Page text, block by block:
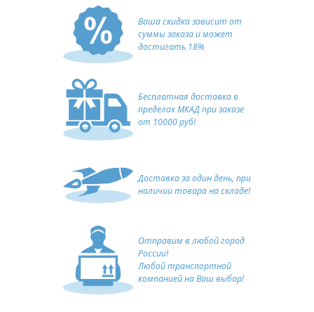
Ваша скидка зависит от
суммы заказа и может
достигать 18%
Бесплатная доставка в
пределах МКАД при заказе
от 10000 руб!
Доставка за один день, при
наличии товара на складе!
Отправим в любой город
России!
Любой транспортной
компанией на Ваш выбор!